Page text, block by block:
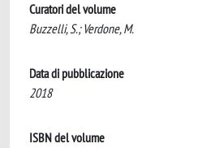
Curatori del volume
Buzzelli, S.; Verdone, M.
Data di pubblicazione
2018
ISBN del volume